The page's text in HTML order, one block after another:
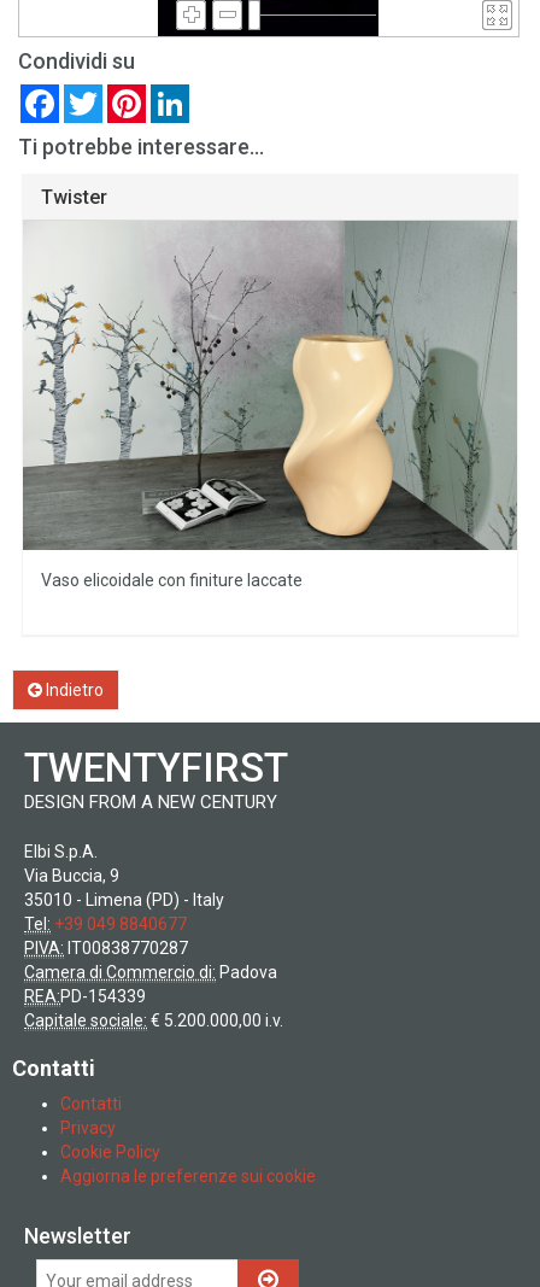
Condividi su
FacebookTwitter Pinterest
Ti potrebbe interessare...
Twister
Vaso elicoidale con finiture laccate
Indietro
TWENTYFIRST
DESIGN FROM A NEW CENTURY
Elbi S.p.A.
Via Buccia, 9
35010 - Limena (PD) - Italy
Tel: +39 049 8840677
PIVA: IT00838770287
Camera di Commercio di: Padova
REA:PD-154339
Capitale sociale: € 5.200.000,00 i.v.
Contatti
Contatti
Privacy
Cookie Policy
Aggiorna le preferenze sui cookie
Newsletter